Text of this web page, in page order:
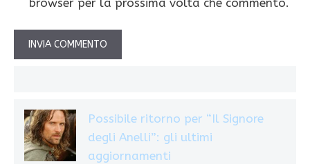
Possibile ritorno per “Il Signore
degli Anelli”: gli ultimi
aggiornamenti